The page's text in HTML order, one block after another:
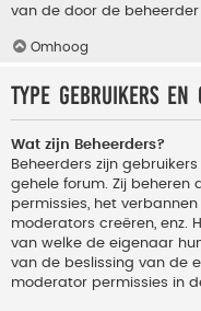
van de door de beheerder
Omhoog
Type gebruikers en
Wat zijn Beheerders?
Beheerders zijn
gehele forum. Zij beheren
permissies, het
moderators creëren, enz.
van welke de eigenaar
van de beslissing van de
moderator permissies in